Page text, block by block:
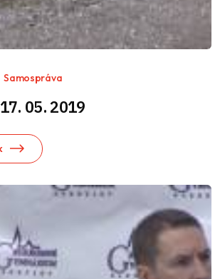
Samospráva
05. 2019